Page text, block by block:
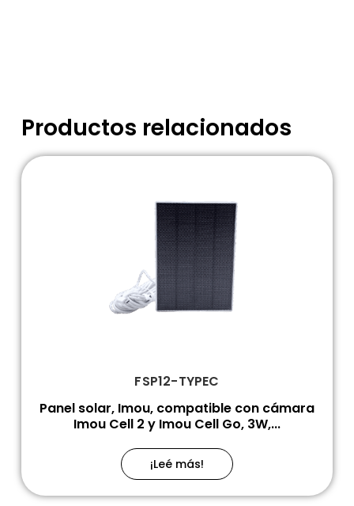
Productos relacionados
FSP12-TYPEC
Panel solar, Imou, compatible con cámara
Imou Cell 2 y Imou Cell Go, 3W,...
¡Leé más!